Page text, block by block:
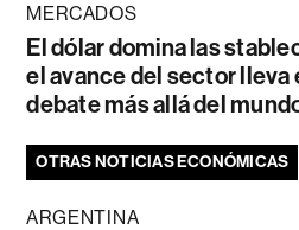
MERCADOS
El dólar domina las
el avance del sector lleva
debate más allá del
OTRAS NOTICIAS ECONÓMICAS
ARGENTINA